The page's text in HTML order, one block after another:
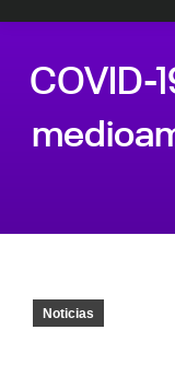
COVID-
Noticias